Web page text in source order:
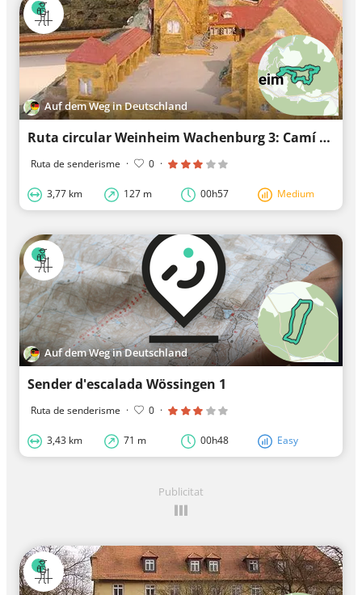
Auf dem Weg in Deutschland
Ruta circular Weinheim Wachenburg 3: Camí de Taubenberg
Ruta de senderisme · 0 ·
3,77 km 127 m 00h57 Medium
Auf dem Weg in Deutschland
Sender d'escalada Wössingen 1
Ruta de senderisme · 0 ·
3,43 km 71 m 00h48 Easy
Publicitat